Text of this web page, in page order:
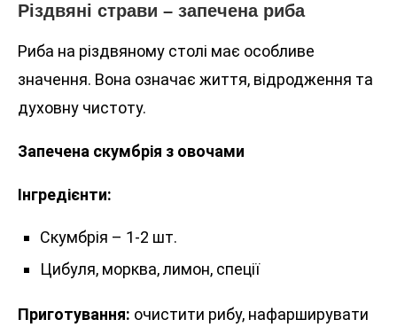
Різдвяні страви – запечена риба
Риба на різдвяному столі має особливе
значення. Вона означає життя, відродження та
духовну чистоту.
Запечена скумбрія з овочами
Інгредієнти:
Скумбрія – 1-2 шт.
Цибуля, морква, лимон, спеції
Приготування: очистити рибу, нафарширувати